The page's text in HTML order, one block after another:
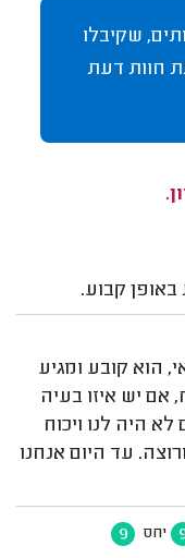
שקיבלו
חוות דעת
באופן קבוע.
הוא קובע ומגיע
יש איזו בעיה
היה לנו ויכוח
עד היום אנחנו
יחס 9